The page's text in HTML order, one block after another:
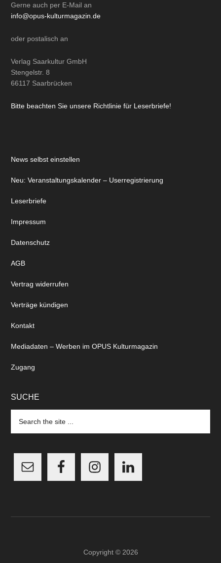
Gerne auch per E-Mail an
info@opus-kulturmagazin.de
oder postalisch an
Verlag Saarkultur GmbH
Stengelstr. 8
66117 Saarbrücken
Bitte beachten Sie unsere Richtlinie für Leserbriefe!
News selbst einstellen
Neu: Veranstaltungskalender – Userregistrierung
Leserbriefe
Impressum
Datenschutz
AGB
Vertrag widerrufen
Verträge kündigen
Kontakt
Mediadaten – Werben im OPUS Kulturmagazin
Zugang
SUCHE
the
Copyright © 2026